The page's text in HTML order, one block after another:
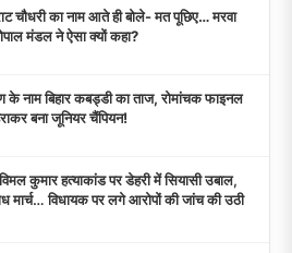
चौधरी का नाम आते ही बोले- मत पूछिए… मरवा
मंडल ने ऐसा क्यों कहा?
नाम बिहार कबड्डी का ताज, रोमांचक फाइनल
बना जूनियर चैंपियन!
कुमार हत्याकांड पर डेहरी में सियासी उबाल,
मार्च… विधायक पर लगे आरोपों की जांच की उठी